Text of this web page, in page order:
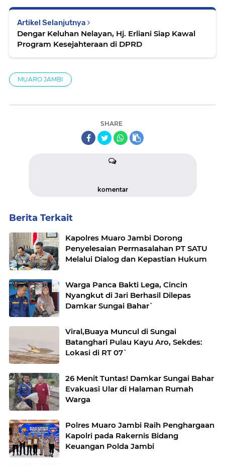
Artikel Selanjutnya
Dengar Keluhan Nelayan, Hj. Erliani Siap Kawal
Program Kesejahteraan di DPRD
MUARO JAMBI
SHARE
komentar
Berita Terkait
Kapolres Muaro Jambi Dorong
Penyelesaian Permasalahan PT SATU
Melalui Dialog dan Kepastian Hukum
Warga Panca Bakti Lega, Cincin
Nyangkut di Jari Berhasil Dilepas
Damkar Sungai Bahar`
Viral,Buaya Muncul di Sungai
Batanghari Pulau Kayu Aro, Sekdes:
Lokasi di RT 07`
26 Menit Tuntas! Damkar Sungai Bahar
Evakuasi Ular di Halaman Rumah
Warga
Polres Muaro Jambi Raih Penghargaan
Kapolri pada Rakernis Bidang
Keuangan Polda Jambi